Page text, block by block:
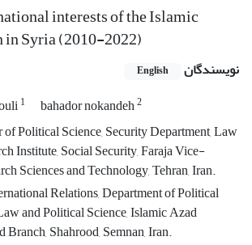
interests of the Islamic
Syria (2010-2022)
نویسندگان English
1 bahador nokandeh2
Political Science, Security Department, Law
Institute, Social Security, Faraja Vice-
Sciences and Technology, Tehran, Iran.
Relations, Department of Political
and Political Science, Islamic Azad
Shahrood, Semnan, Iran.